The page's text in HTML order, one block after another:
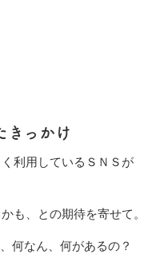
っかけ
利用しているＳＮＳが
も、との期待を寄せて。
何なん、何があるの？